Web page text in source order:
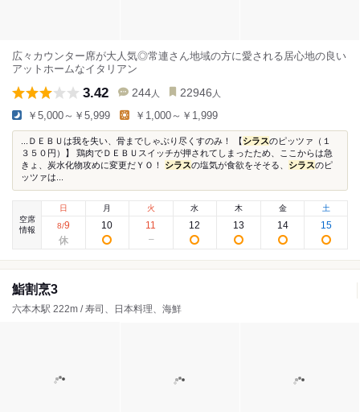
広々カウンター席が大人気◎常連さん地域の方に愛される居心地の良い
アットホームなイタリアン
3.42 244 人 22946 人
￥5,000～￥5,999 ￥1,000～￥1,999
...ＤＥＢＵは我を失い、骨までしゃぶり尽くすのみ！ 【シラスのピッツァ（１
３５０円）】 鶏肉でＤＥＢＵスイッチが押されてしまったため、ここからは急
きょ、炭水化物攻めに変更だＹＯ！ シラスの塩気が食欲をそそる、 シラスのピ
ッツァは...
空席
情報
日
8/9
月
10
火
11
水
12
木
13
金
14
土
15
鮨割烹3
六本木駅 222m / 寿司、日本料理、海鮮